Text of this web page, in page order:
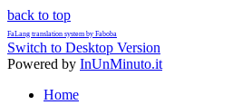
back to top
FaLang translation system by Faboba
Switch to Desktop Version
Powered by InUnMinuto.it
Home